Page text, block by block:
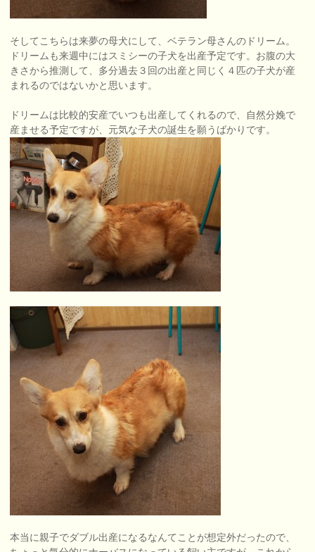
そしてこちらは来夢の母犬にして、ベテラン母さんのドリーム。
ドリームも来週中にはスミシーの子犬を出産予定です。お腹の大
きさから推測して、多分過去３回の出産と同じく４匹の子犬が産
まれるのではないかと思います。
ドリームは比較的安産でいつも出産してくれるので、自然分娩で
産ませる予定ですが、元気な子犬の誕生を願うばかりです。
本当に親子でダブル出産になるなんてことが想定外だったので、